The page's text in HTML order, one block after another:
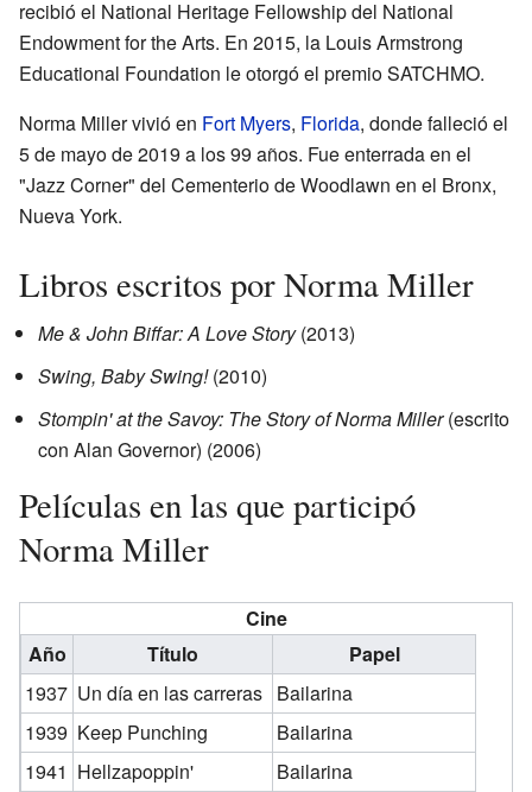
recibió el National Heritage Fellowship del National
Endowment for the Arts. En 2015, la Louis Armstrong
Educational Foundation le otorgó el premio SATCHMO.
Norma Miller vivió en Fort Myers, Florida, donde falleció el
5 de mayo de 2019 a los 99 años. Fue enterrada en el
"Jazz Corner" del Cementerio de Woodlawn en el Bronx,
Nueva York.
Libros escritos por Norma Miller
Me & John Biffar: A Love Story(2013)
Swing, Baby Swing!(2010)
Stompin' at the Savoy: The Story of Norma Miller(escrito
con Alan Governor) (2006)
Películas en las que participó
Norma Miller
Cine
Año
Título
Papel
1937 Un día en las carreras Bailarina
1939 Keep Punching
Bailarina
1941 Hellzapoppin'
Bailarina